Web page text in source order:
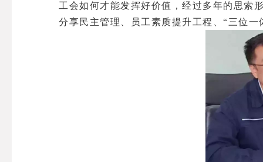
工会如何才能发挥好价值，经过多年的思索
分享民主管理、员工素质提升工程、“三位